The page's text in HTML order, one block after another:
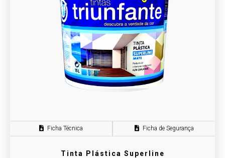
Ficha Técnica Ficha de Segurança
Tinta Plástica Superline